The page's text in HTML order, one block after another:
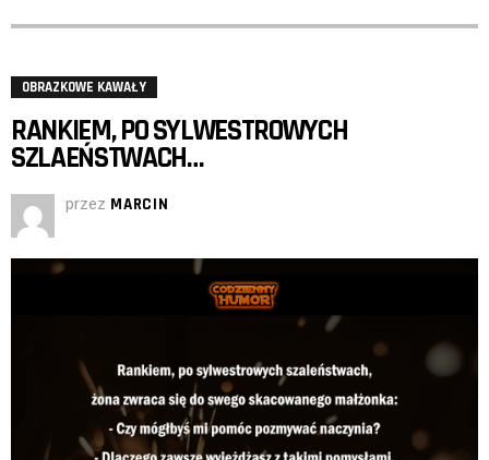
OBRAZKOWE KAWAŁY
RANKIEM, PO SYLWESTROWYCH
SZLAEŃSTWACH…
przez MARCIN